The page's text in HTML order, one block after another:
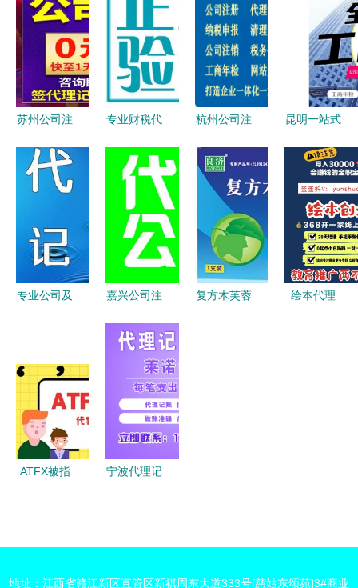
苏州公司注
务全指南
从执照办理
一站式解析
专业财税代
代办营业执
照服务全解
析
杭州公司注
攻略 江干
区代理代办
服务及详细
流程解析
昆明一站式
免费代办公
司注册、财
务代理与各
类资质代办
解析
专业公司及
务详解 流
程、优势与
选择指南
嘉兴公司注
析 服务、
厂家与费用
指南
复方木芙蓉
绘本代理
ATFX被指
宁波代理记
地址：江西省赣江新区直管区新祺周东大道333号[慈姑东颂苑]3#商业